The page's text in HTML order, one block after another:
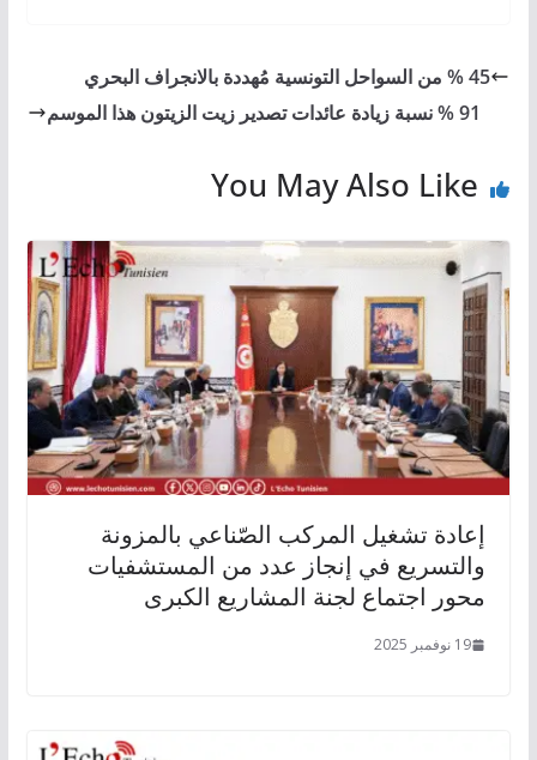
45 % من السواحل التونسية مُهددة بالانجراف البحري
91 % نسبة زيادة عائدات تصدير زيت الزيتون هذا الموسم
You May Also Like
إعادة تشغيل المركب الصّناعي بالمزونة
والتسريع في إنجاز عدد من المستشفيات
محور اجتماع لجنة المشاريع الكبرى
19 نوفمبر 2025